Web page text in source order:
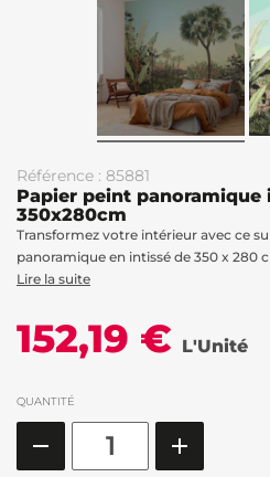
Référence : 85881
Papier peint panoramique
350x280cm
Transformez votre intérieur avec ce
panoramique en intissé de 350 x 280
Lire la suite
152,19 € L'Unité
QUANTITÉ